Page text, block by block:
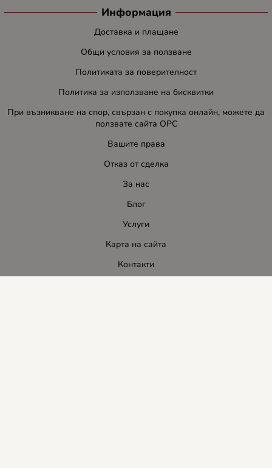
Информация
Доставка и плащане
Общи условия за ползване
Политиката за поверителност
Политика за използване на бисквитки
При възникване на спор, свързан с покупка онлайн, можете да
ползвате сайта ОРС
Вашите права
Отказ от сделка
За нас
Блог
Услуги
Карта на сайта
Контакти